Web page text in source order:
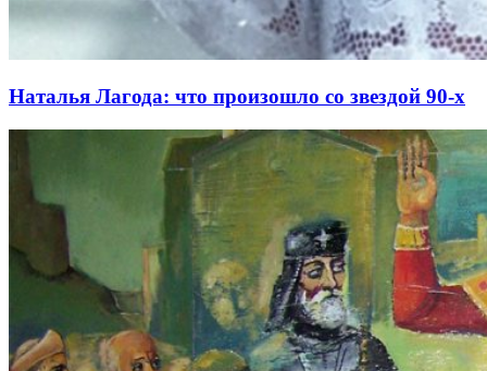
Наталья Лагода: что произошло со звездой 90-х